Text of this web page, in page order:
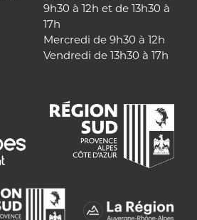
9h30 à 12h et de 13h30 à
17h
Mercredi de 9h30 à 12h
Vendredi de 13h30 à 17h